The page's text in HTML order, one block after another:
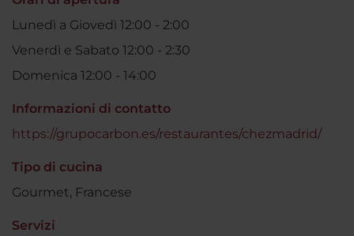
Lunedì a Giovedì 12:00 - 2:00
Venerdì e Sabato 12:00 - 2:30
Domenica 12:00 - 14:00
Informazioni di contatto
https://grupocarbon.es/restaurantes/chezmadrid/
Tipo di cucina
Gourmet, Francese
Servizi